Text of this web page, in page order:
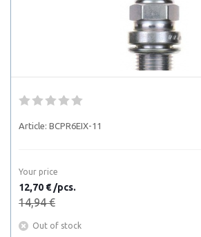
Article: BCPR6EIX-11
Your price
12,70 € /pcs.
14,94 €
Out of stock